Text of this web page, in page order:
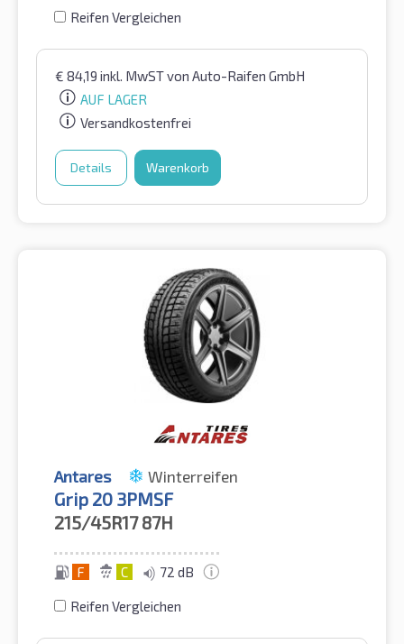
Reifen Vergleichen
€ 84,19 inkl. MwSTvon Auto-Raifen GmbH
AUF LAGER
Versandkostenfrei
Details Warenkorb
Antares Winterreifen
Grip 20 3PMSF
215/45R17 87H
F C 72 dB
Reifen Vergleichen